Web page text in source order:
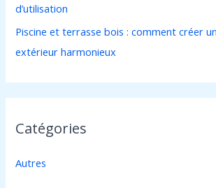
d’utilisation
Piscine et terrasse bois : comment créer
extérieur harmonieux
Catégories
Autres